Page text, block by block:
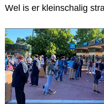
Wel is er kleinschalig